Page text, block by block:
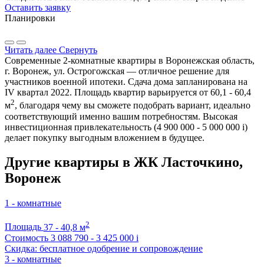
Оставить заявку
Планировки
Читать далее Свернуть
Современные 2-комнатные квартиры в Воронежская область,
г. Воронеж, ул. Острогожская — отличное решение для
участников военной ипотеки. Сдача дома запланирована на
IV квартал 2022. Площадь квартир варьируется от 60,1 - 60,4
м2, благодаря чему вы сможете подобрать вариант, идеально
соответствующий именно вашим потребностям. Высокая
инвестиционная привлекательность (4 900 000 - 5 000 000 i)
делает покупку выгодным вложением в будущее.
Другие квартиры в ЖК Ласточкино,
Воронеж
1 - комнатные
Площадь 37 - 40,8 м2
Стоимость 3 088 790 - 3 425 000 i
Скидка: бесплатное одобрение и сопровождение
3 - комнатные